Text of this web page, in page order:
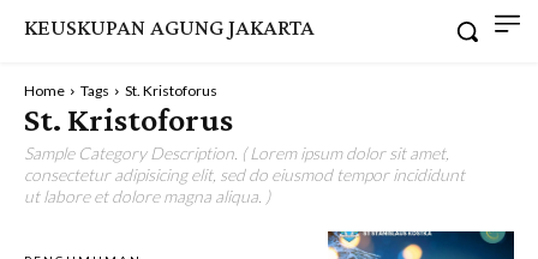
KEUSKUPAN AGUNG JAKARTA
Home Tags St. Kristoforus
St. Kristoforus
Sample Category Description. ( Lorem ipsum dolor sit amet,
consectetur adipisicing elit, sed do eiusmod tempor incididunt
ut labore et dolore magna aliqua. )